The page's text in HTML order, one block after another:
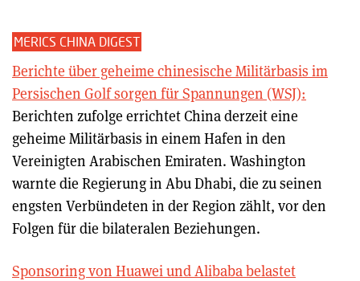
MERICS CHINA DIGEST
Berichte über geheime chinesische Militärbasis im
Persischen Golf sorgen für Spannungen (WSJ):
Berichten zufolge errichtet China derzeit eine
geheime Militärbasis in einem Hafen in den
Vereinigten Arabischen Emiraten. Washington
warnte die Regierung in Abu Dhabi, die zu seinen
engsten Verbündeten in der Region zählt, vor den
Folgen für die bilateralen Beziehungen.
Sponsoring von Huawei und Alibaba belastet